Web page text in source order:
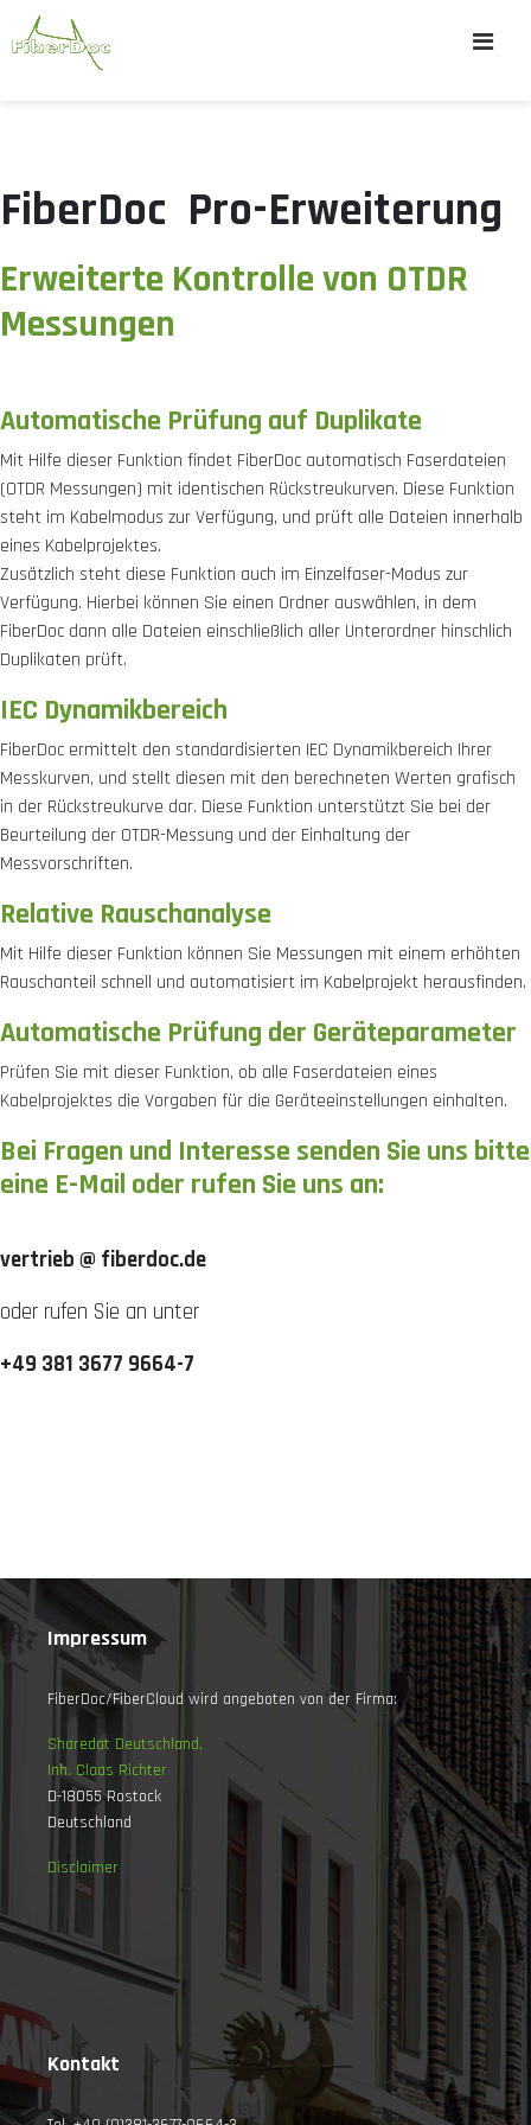
FiberDoc Pro-Erweiterung
Erweiterte Kontrolle von OTDR
Messungen
Automatische Prüfung auf Duplikate
Mit Hilfe dieser Funktion findet FiberDoc automatisch Faserdateien
(OTDR Messungen) mit identischen Rückstreukurven. Diese Funktion
steht im Kabelmodus zur Verfügung, und prüft alle Dateien innerhalb
eines Kabelprojektes.
Zusätzlich steht diese Funktion auch im Einzelfaser-Modus zur
Verfügung. Hierbei können Sie einen Ordner auswählen, in dem
FiberDoc dann alle Dateien einschließlich aller Unterordner hinschlich
Duplikaten prüft.
IEC Dynamikbereich
FiberDoc ermittelt den standardisierten IEC Dynamikbereich Ihrer
Messkurven, und stellt diesen mit den berechneten Werten grafisch
in der Rückstreukurve dar. Diese Funktion unterstützt Sie bei der
Beurteilung der OTDR-Messung und der Einhaltung der
Messvorschriften.
Relative Rauschanalyse
Mit Hilfe dieser Funktion können Sie Messungen mit einem erhöhten
Rauschanteil schnell und automatisiert im Kabelprojekt herausfinden.
Automatische Prüfung der Geräteparameter
Prüfen Sie mit dieser Funktion, ob alle Faserdateien eines
Kabelprojektes die Vorgaben für die Geräteeinstellungen einhalten.
Bei Fragen und Interesse senden Sie uns bitte
eine E-Mail oder rufen Sie uns an:
vertrieb @ fiberdoc.de
oder rufen Sie an unter
+49 381 3677 9664-7
Impressum
FiberDoc/FiberCloud wird angeboten von der Firma:
Sharedat Deutschland,
Inh. Claas Richter
D-18055 Rostock
Deutschland
Disclaimer
Kontakt